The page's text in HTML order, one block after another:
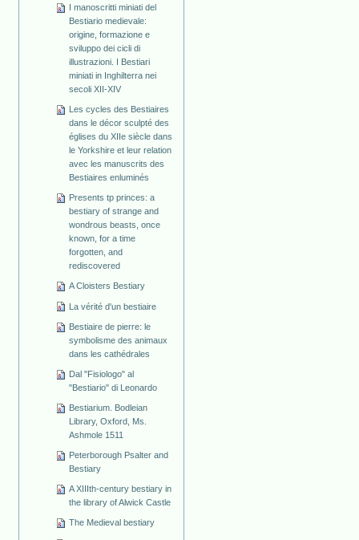
I manoscritti miniati del
Bestiario medievale:
origine, formazione e
sviluppo dei cicli di
illustrazioni. I Bestiari
miniati in Inghilterra nei
secoli XII-XIV
Les cycles des Bestiaires
dans le décor sculpté des
églises du XIIe siècle dans
le Yorkshire et leur relation
avec les manuscrits des
Bestiaires enluminés
Presents tp princes: a
bestiary of strange and
wondrous beasts, once
known, for a time
forgotten, and
rediscovered
A Cloisters Bestiary
La vérité d'un bestiaire
Bestiaire de pierre: le
symbolisme des animaux
dans les cathédrales
Dal "Fisiologo" al
"Bestiario" di Leonardo
Bestiarium. Bodleian
Library, Oxford, Ms.
Ashmole 1511
Peterborough Psalter and
Bestiary
A XIIIth-century bestiary in
the library of Alwick Castle
The Medieval bestiary